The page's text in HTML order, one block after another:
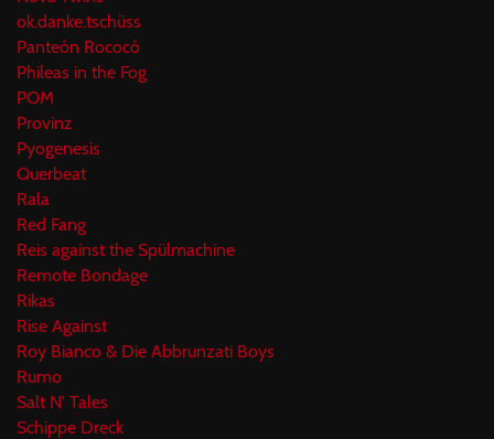
ok.danke.tschüss
Panteón Rococó
Phileas in the Fog
POM
Provinz
Pyogenesis
Querbeat
Rala
Red Fang
Reis against the Spülmachine
Remote Bondage
Rikas
Rise Against
Roy Bianco & Die Abbrunzati Boys
Rumo
Salt N' Tales
Schippe Dreck